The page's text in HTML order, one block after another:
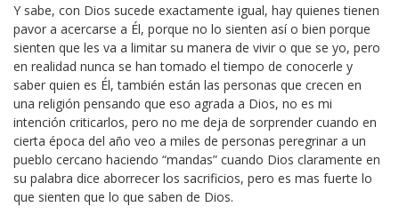
Y sabe, con Dios sucede exactamente igual, hay quienes tienen
pavor a acercarse a Él, porque no lo sienten así o bien porque
sienten que les va a limitar su manera de vivir o que se yo, pero
en realidad nunca se han tomado el tiempo de conocerle y
saber quien es Él, también están las personas que crecen en
una religión pensando que eso agrada a Dios, no es mi
intención criticarlos, pero no me deja de sorprender cuando en
cierta época del año veo a miles de personas peregrinar a un
pueblo cercano haciendo “mandas” cuando Dios claramente en
su palabra dice aborrecer los sacrificios, pero es mas fuerte lo
que sienten que lo que saben de Dios.